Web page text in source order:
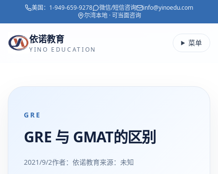
美国： 1-949-659-9278 微信/短信咨询
info@yinoedu.com
尔湾本地 · 可当面咨询
依诺教育
YINO EDUCATION
菜单
GRE
GRE 与 GMAT的区别
2021/9/2作者：依诺教育来源： 未知